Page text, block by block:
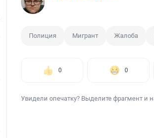
Полиция Мигрант Жалоба
0 0
Увидели опечатку? Выделите фрагмент и